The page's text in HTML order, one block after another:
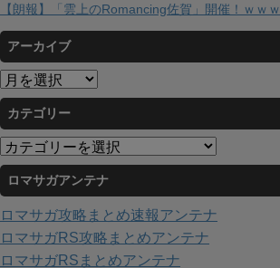
【朗報】「雲上のRomancing佐賀」開催！ｗｗｗ
アーカイブ
ア
ー
カ
イ
ブ
カテゴリー
カ
テ
ゴ
リ
ー
ロマサガアンテナ
ロマサガ攻略まとめ速報アンテナ
ロマサガRS攻略まとめアンテナ
ロマサガRSまとめアンテナ